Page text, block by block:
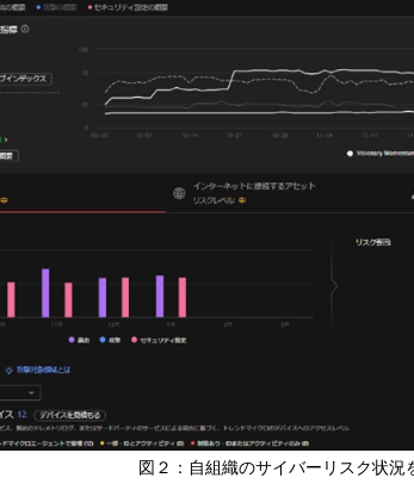
図２：自組織のサイバーリスク状